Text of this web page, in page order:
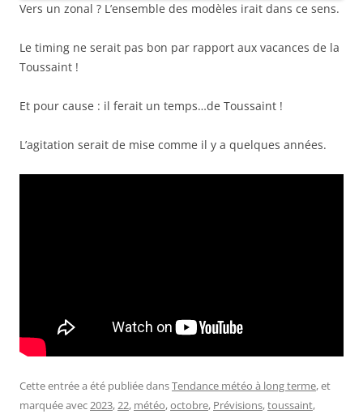
Vers un zonal ? L’ensemble des modèles irait dans ce sens.
Le timing ne serait pas bon par rapport aux vacances de la
Toussaint !
Et pour cause : il ferait un temps…de Toussaint !
L’agitation serait de mise comme il y a quelques années.
Cette entrée a été publiée dansTendance météo à long terme, et
marquée avec2023,22, météo,octobre, Prévisions,toussaint,